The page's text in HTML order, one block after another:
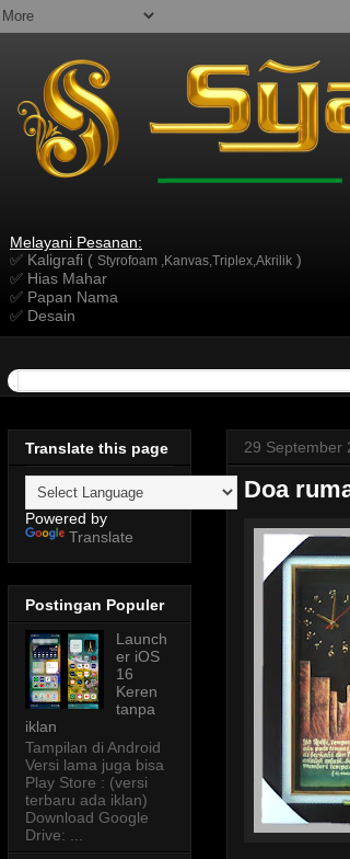
Melayani Pesanan:
✅ Kaligrafi ( Styrofoam ,Kanvas,Triplex,Akrilik )
✅ Hias Mahar
✅ Papan Nama
✅ Desain
29 September
Doa
Translate this page
Powered by
Translate
Postingan Populer
Launch
er iOS
16
Keren
tanpa
iklan
Tampilan di Android
Versi lama juga bisa
Play Store : (versi
terbaru ada iklan)
Download Google
Drive: ...